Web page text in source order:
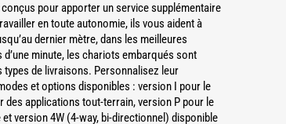
pour apporter un service supplémentaire
en toute autonomie, ils vous aident à
dernier mètre, dans les meilleures
minute, les chariots embarqués sont
de livraisons. Personnalisez leur
et options disponibles : version I pour le
des applications tout-terrain, version P pour le
version 4W (4-way, bi-directionnel) disponible